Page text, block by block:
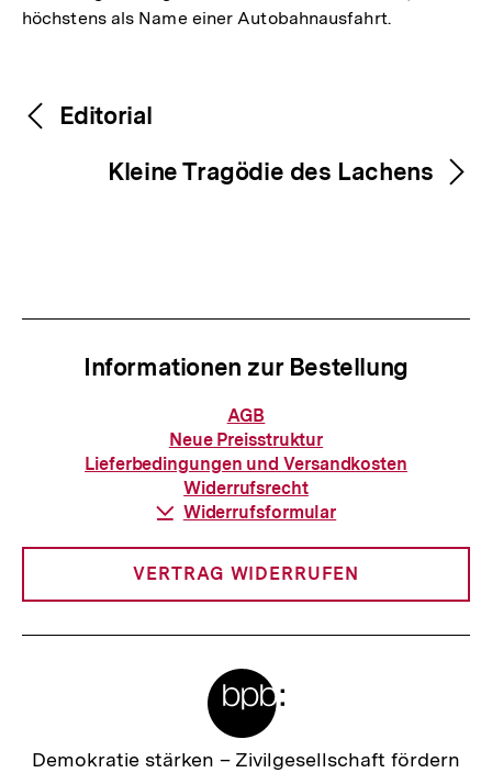
höchstens als Name einer Autobahnausfahrt.
Inhaltsnavigation
Inhaltsnavigation
Editorial
Kleine Tragödie des Lachens
Informationen zur Bestellung
Informationen
zur
Bestellung
AGB
Neue Preisstruktur
Lieferbedingungen und Versandkosten
Widerrufsrecht
Download-
Widerrufsformular
VERTRAG WIDERRUFEN
Zur
Demokratie stärken – Zivilgesellschaft fördern